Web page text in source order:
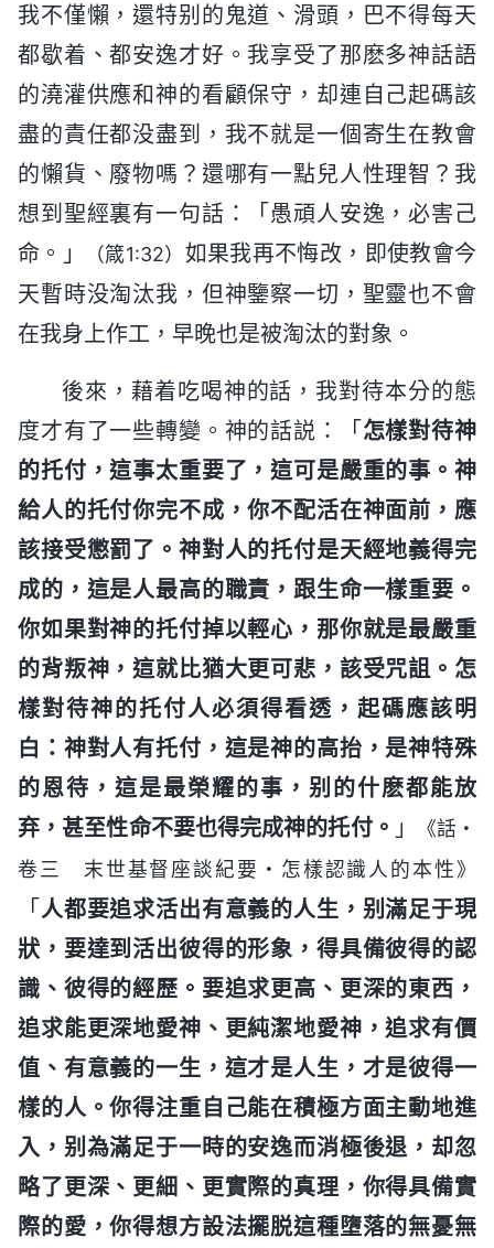
我不僅懶，還特别的鬼道、滑頭，巴不得每天
都歇着、都安逸才好。我享受了那麽多神話語
的澆灌供應和神的看顧保守，却連自己起碼該
盡的責任都没盡到，我不就是一個寄生在教會
的懶貨、廢物嗎？還哪有一點兒人性理智？我
想到聖經裏有一句話：「愚頑人安逸，必害己
命。」
（箴1:32） 如果我再不悔改，即使教會今
天暫時没淘汰我，但神鑒察一切，聖靈也不會
在我身上作工，早晚也是被淘汰的對象。
後來，藉着吃喝神的話，我對待本分的態
度才有了一些轉變。神的話説：「 怎樣對待神
的托付，這事太重要了，這可是嚴重的事。神
給人的托付你完不成，你不配活在神面前，應
該接受懲罰了。神對人的托付是天經地義得完
成的，這是人最高的職責，跟生命一樣重要。
你如果對神的托付掉以輕心，那你就是最嚴重
的背叛神，這就比猶大更可悲，該受咒詛。怎
樣對待神的托付人必須得看透，起碼應該明
白：神對人有托付，這是神的高抬，是神特殊
的恩待，這是最榮耀的事，别的什麽都能放
弃，甚至性命不要也得完成神的托付。 」
《話・
卷三 末世基督座談紀要・怎樣認識人的本性》
「 人都要追求活出有意義的人生，别滿足于現
狀，要達到活出彼得的形象，得具備彼得的認
識、彼得的經歷。要追求更高、更深的東西，
追求能更深地愛神、更純潔地愛神，追求有價
值、有意義的一生，這才是人生，才是彼得一
樣的人。你得注重自己能在積極方面主動地進
入，别為滿足于一時的安逸而消極後退，却忽
略了更深、更細、更實際的真理，你得具備實
際的愛，你得想方設法擺脱這種墮落的無憂無